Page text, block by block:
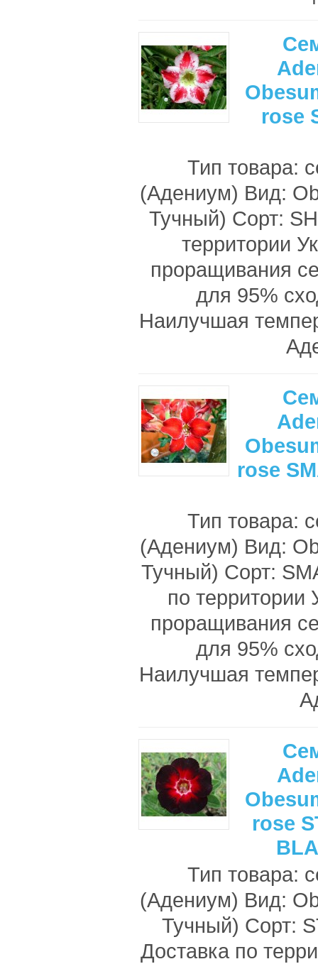
rose
Тип товара:
(Адениум) Вид:
Тучный) Сорт:
территории
проращивания
для 95%
Наилучшая
rose
Тип товара:
(Адениум) Вид:
Тучный) Сорт:
по
проращивания
для 95%
Наилучшая
rose
Тип товара:
(Адениум) Вид:
Тучный) Сорт:
Доставка по